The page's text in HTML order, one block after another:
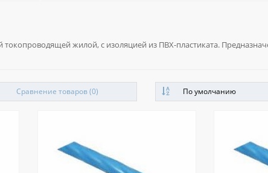
жилой, с изоляцией из ПВХ-пластиката.
Сравнение товаров (0) По умолчанию